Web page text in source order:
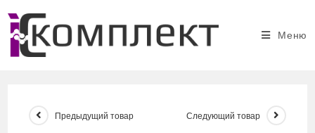
содержимому
Меню
Предыдущий товар Следующий товар